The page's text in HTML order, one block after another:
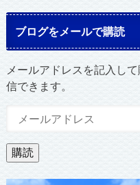
ブログをメールで購読
メールアドレスを記入し
信できます。
ル
ア
ド
購読